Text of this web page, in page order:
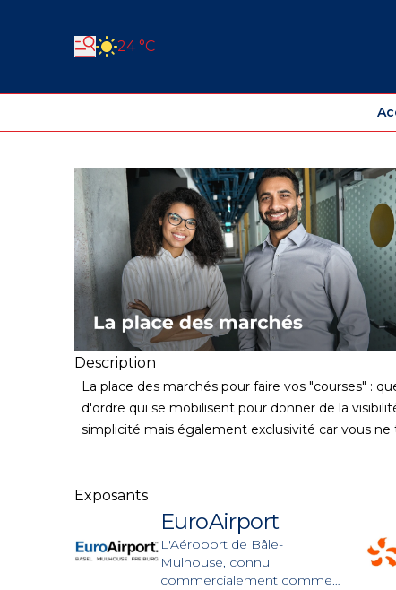
24 °C
Description
La place des marchés pour faire vos "courses" :
d'ordre qui se mobilisent pour donner de la
simplicité mais également exclusivité car vous
Exposants
EuroAirport
L'Aéroport de Bâle-
Mulhouse, connu
commercialement comme